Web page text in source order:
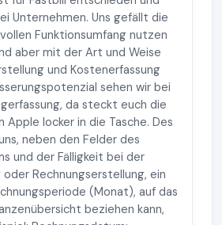
Unternehmen. Uns gefällt die
Funktionsumfang nutzen
aber mit der Art und Weise
und Kostenerfassung
sehen wir bei
da steckt euch die
locker in die Tasche. Des
neben den Felder des
und der Fälligkeit bei der
Rechnungserstellung, ein
(Monat), auf das
beziehen kann,